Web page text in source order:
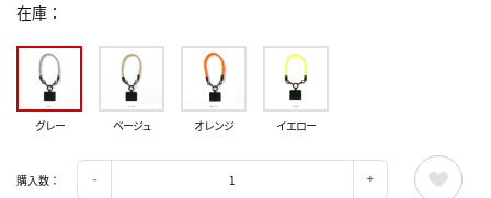
在庫
グレー ベージュ オレンジ イエロー
購入数：